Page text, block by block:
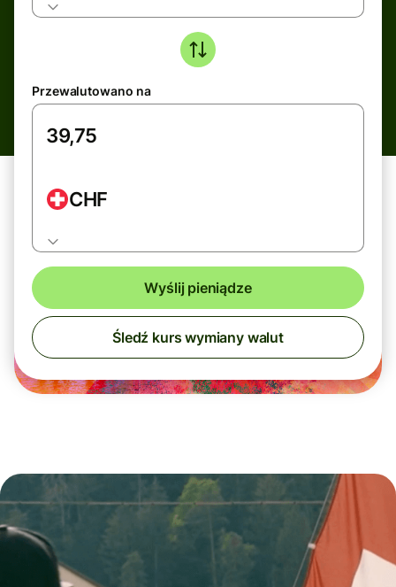
Przewalutowano na
CHF
Wyślij pieniądze
Śledź kurs wymiany walut